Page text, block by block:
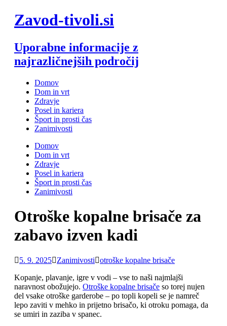
Skip
to
Zavod-tivoli.si
Uporabne informacije z
najrazličnejših področij
Domov
Dom in vrt
Zdravje
Posel in kariera
Šport in prosti čas
Zanimivosti
Domov
Dom in vrt
Zdravje
Posel in kariera
Šport in prosti čas
Zanimivosti
Otroške kopalne brisače za
zabavo izven kadi
5. 9. 2025 Zanimivosti
otroške kopalne brisače
Kopanje, plavanje, igre v vodi – vse to naši najmlajši
naravnost obožujejo. Otroške kopalne brisače so torej nujen
del vsake otroške garderobe – po topli kopeli se je namreč
lepo zaviti v mehko in prijetno brisačo, ki otroku pomaga, da
se umiri in zaziba v spanec.